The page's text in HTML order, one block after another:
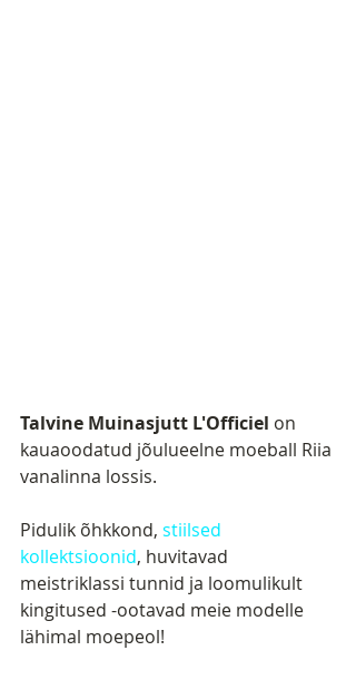
Talvine Muinasjutt L'Officiel on
kauaoodatud jõulueelne moeball Riia
vanalinna lossis.
Pidulik õhkkond, stiilsed
kollektsioonid, huvitavad
meistriklassi tunnid ja loomulikult
kingitused -ootavad meie modelle
lähimal moepeol!